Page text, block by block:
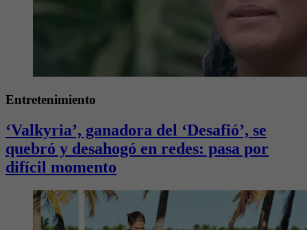
Entretenimiento
‘Valkyria’, ganadora del ‘Desafió’, se
quebró y desahogó en redes: pasa por
difícil momento